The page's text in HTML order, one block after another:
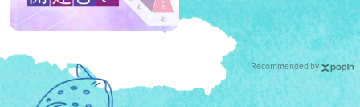
Recommended by